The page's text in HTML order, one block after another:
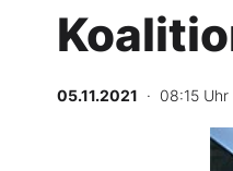
Abo &
BO-
05.11.2021 · 08:15 Uhr